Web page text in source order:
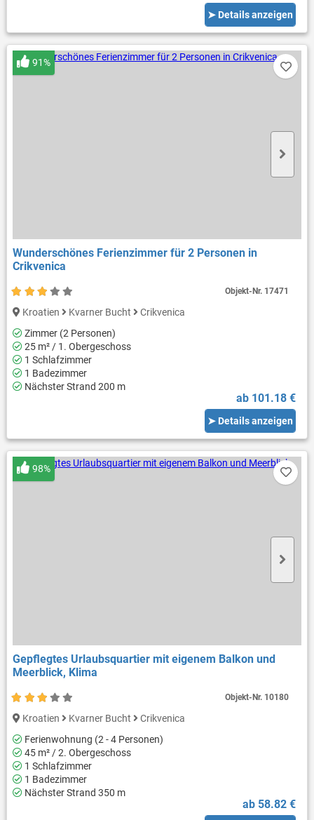
➤ Details anzeigen
Wunderschönes Ferienzimmer für 2 Personen in
Crikvenica
91%
Kroatien Kvarner Bucht
Crikvenica
Zimmer (2 Personen)
25 m² / 1. Obergeschoss
1 Schlafzimmer
1 Badezimmer
Nächster Strand 200 m
ab 101.18 €
➤ Details anzeigen
Objekt-Nr. 17471
Gepflegtes Urlaubsquartier mit eigenem Balkon und
Meerblick, Klima
98%
Kroatien Kvarner Bucht
Crikvenica
Ferienwohnung (2 - 4 Personen)
45 m² / 2. Obergeschoss
1 Schlafzimmer
1 Badezimmer
Nächster Strand 350 m
ab 58.82 €
Objekt-Nr. 10180